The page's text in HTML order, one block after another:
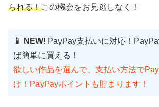
られる！この機会をお見逃しなく！
📱 NEW! PayPay支払いに対応！
ば簡単に買える！
欲しい作品を選んで、支払い方法で
け！PayPayポイントも貯まります！